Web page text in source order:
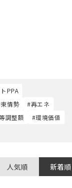
PPA
情勢
#再エネ
調整額
#環境価値
人気順 新着順